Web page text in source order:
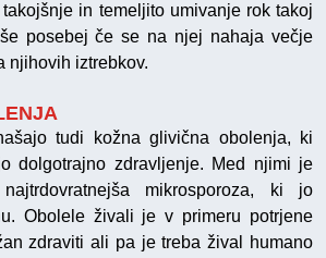
in temeljito umivanje rok takoj
posebej če se na njej nahaja večje
njihovih iztrebkov.
tudi kožna glivična obolenja, ki
dolgotrajno zdravljenje. Med njimi je
mikrosporoza, ki jo
Obolele živali je v primeru potrjene
zdraviti ali pa je treba žival humano